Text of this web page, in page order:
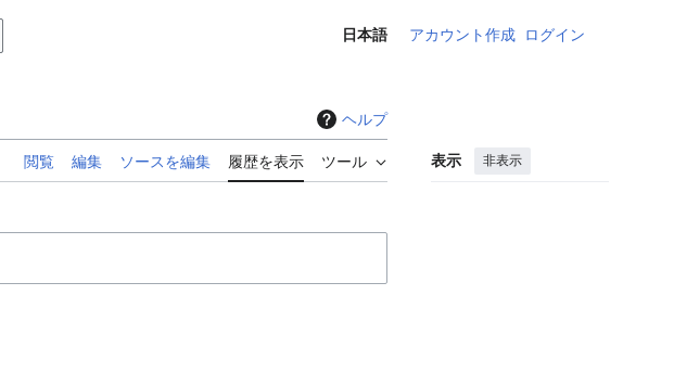
日本語 アカウント作成 ログイン
ヘルプ
閲覧 編集 ソースを編集 履歴を表示 ツール 表示 非表示